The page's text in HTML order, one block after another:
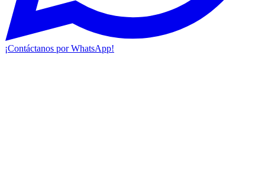
¡Contáctanos por WhatsApp!